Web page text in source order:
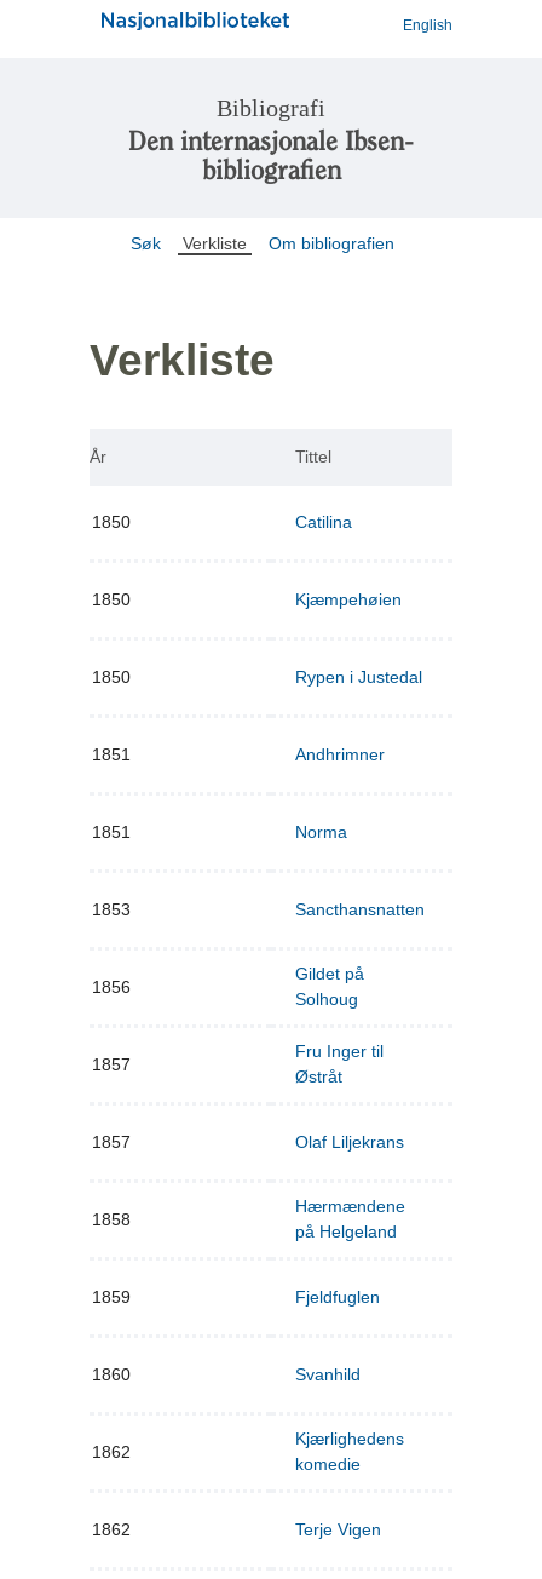
English
Bibliografi
Den internasjonale Ibsen-
bibliografien
Søk Verkliste Om bibliografien
Verkliste
År Tittel
1850 Catilina
1850 Kjæmpehøien
1850 Rypen i Justedal
1851 Andhrimner
1851 Norma
1853 Sancthansnatten
1856
Gildet på
Solhoug
1857
Fru Inger til
Østråt
1857 Olaf Liljekrans
1858
Hærmændene
på Helgeland
1859 Fjeldfuglen
1860 Svanhild
1862
Kjærlighedens
komedie
1862 Terje Vigen